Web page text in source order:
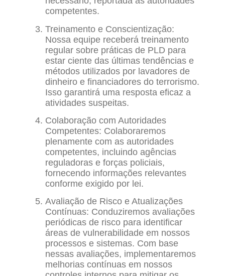
competentes.
Treinamento e Conscientização:
Nossa equipe receberá treinamento
regular sobre práticas de PLD para
estar ciente das últimas tendências e
métodos utilizados por lavadores de
dinheiro e financiadores do terrorismo.
Isso garantirá uma resposta eficaz a
atividades suspeitas.
Colaboração com Autoridades
Competentes: Colaboraremos
plenamente com as autoridades
competentes, incluindo agências
reguladoras e forças policiais,
fornecendo informações relevantes
conforme exigido por lei.
Avaliação de Risco e Atualizações
Contínuas: Conduziremos avaliações
periódicas de risco para identificar
áreas de vulnerabilidade em nossos
processos e sistemas. Com base
nessas avaliações, implementaremos
melhorias contínuas em nossos